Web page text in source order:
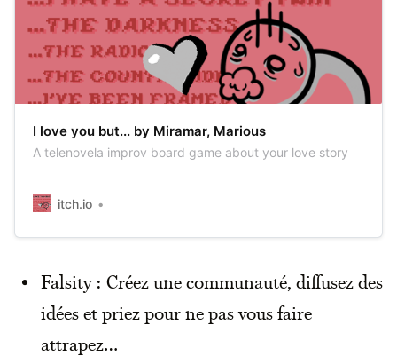
I love you but... by Miramar, Marious
A telenovela improv board game about your love story
itch.io
Falsity : Créez une communauté, diffusez des
idées et priez pour ne pas vous faire
attrapez…